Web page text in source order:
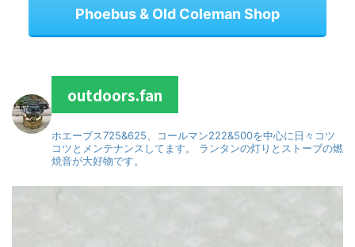
Phoebus & Old Coleman Shop
outdoors.fan
ホエーブス725&625、コールマン222&500を中心に日々コツ
コツとメンテナンスしてます。
ランタンの灯りとストーブの燃
焼音が大好物です。